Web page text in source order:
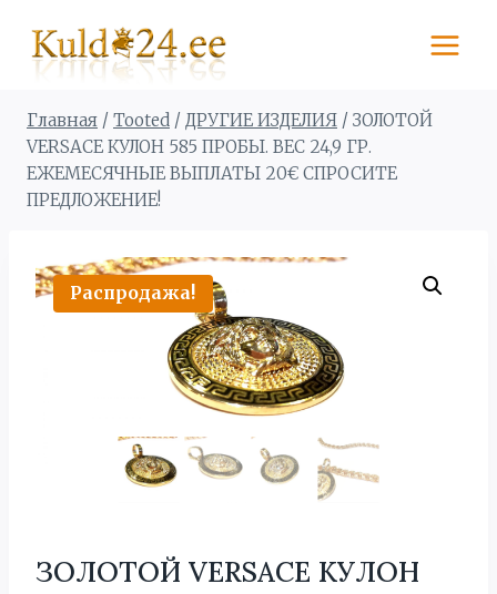
содержимому
Главная / Tooted / ДРУГИЕ ИЗДЕЛИЯ / ЗОЛОТОЙ
VERSACE КУЛОН 585 ПРОБЫ. BЕС 24,9 ГР.
ЕЖЕМЕСЯЧНЫЕ ВЫПЛАТЫ 20€ СПРОСИТЕ
ПРЕДЛОЖЕНИЕ!
Распродажа!
ЗОЛОТОЙ VERSACE КУЛОН